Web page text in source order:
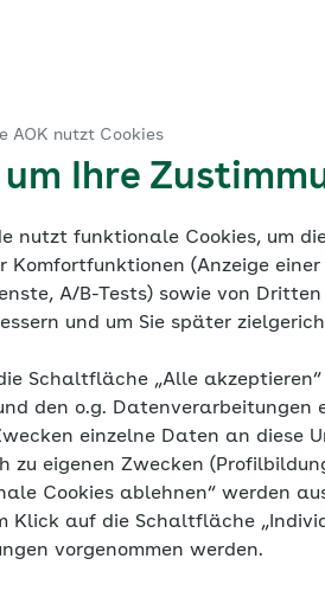
Wann ist die Therapie
Wie weit sollte
AOK nutzt Cookies
Ihre
nutzt funktionale Cookies, um
Komfortfunktionen (Anzeige
A/B-Tests) sowie von
und um Sie später
Schaltfläche „Alle
den o.g. Datenverarbeitungen
einzelne Daten an diese
zu eigenen Zwecken
Cookies ablehnen“ werden
Klick auf die Schaltfläche
vorgenommen werden.